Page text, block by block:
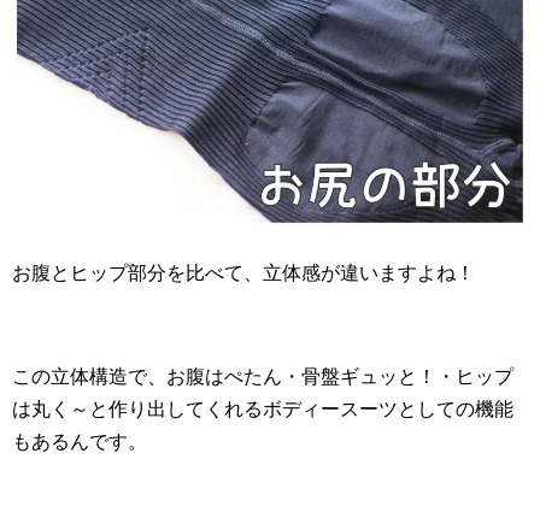
お腹とヒップ部分を比べて、立体感が違いますよね！
この立体構造で、お腹はぺたん・骨盤ギュッと！・ヒップ
は丸く～と作り出してくれるボディースーツとしての機能
もあるんです。